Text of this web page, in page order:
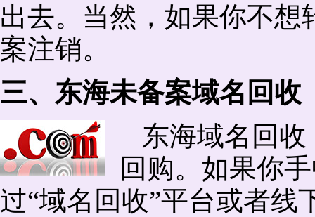
出去。当然，如果你不
案注销。
三、东海未备案域名回收
东海域名回
回购。如果你
过“域名回收”平台或者